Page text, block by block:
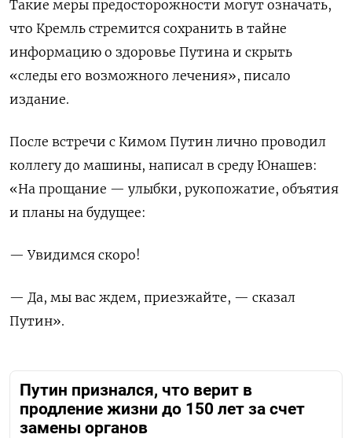
Такие меры предосторожности могут означать,
что Кремль стремится сохранить в тайне
информацию о здоровье Путина и скрыть
«следы его возможного лечения», писало
издание.
После встречи с Кимом Путин лично проводил
коллегу до машины, написал в среду Юнашев:
«На прощание — улыбки, рукопожатие, объятия
и планы на будущее:
— Увидимся скоро!
— Да, мы вас ждем, приезжайте, — сказал
Путин».
Путин признался, что верит в
продление жизни до 150 лет за счет
замены органов